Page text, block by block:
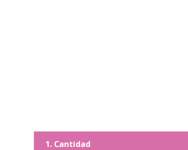
1. Cantidad